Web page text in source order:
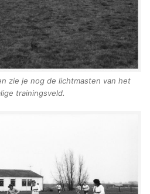
zie je nog de lichtmasten van het
trainingsveld.